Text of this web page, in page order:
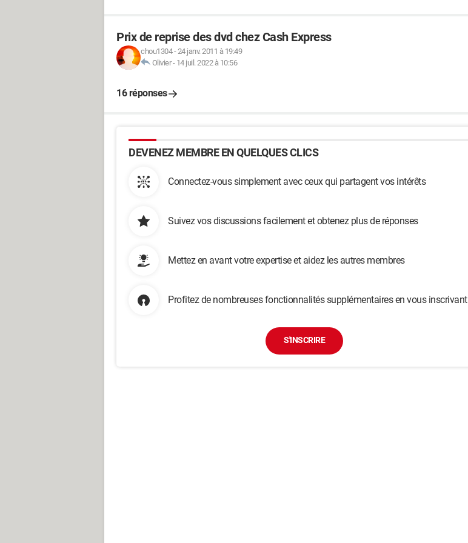
Prix de reprise des dvd chez Cash Express
chou1304-24 janv. 2011 à 19:49
Olivier- 14 juil. 2022 à 10:56
16 réponses
DEVENEZ MEMBRE EN QUELQUES CLICS
Connectez-vous simplement avec ceux qui partagent vos intérêts
Suivez vos discussions facilement et obtenez plus de réponses
Mettez en avant votre expertise et aidez les autres membres
Profitez de nombreuses fonctionnalités supplémentaires en vous inscrivant
S'INSCRIRE